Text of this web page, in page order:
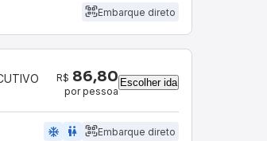
Embarque direto
R$ 86,80
por pessoa
Escolher ida
ac_unit wc Embarque direto